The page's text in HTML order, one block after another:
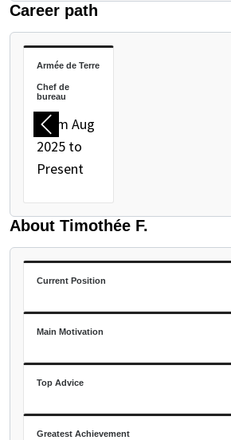
Career path
PAUSE THE PROCEEDING CAROUSEL
Armée de Terre
Chef de
bureau
From Aug
2025 to
Present
Previous
About Timothée F.
Current Position
Main Motivation
Top Advice
Greatest Achievement